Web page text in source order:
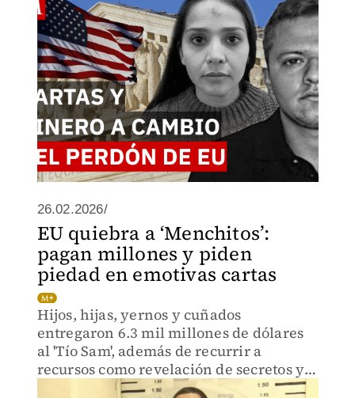
26.02.2026/
EU quiebra a ‘Menchitos’:
pagan millones y piden
piedad en emotivas cartas
Hijos, hijas, yernos y cuñados
entregaron 6.3 mil millones de dólares
al 'Tío Sam', además de recurrir a
recursos como revelación de secretos y
cartas de arrepentimiento.